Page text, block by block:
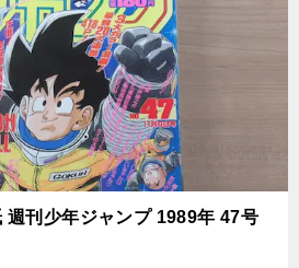
週刊少年ジャンプ 1989年 47号